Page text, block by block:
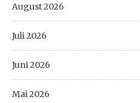
August 2026
Juli 2026
Juni 2026
Mai 2026